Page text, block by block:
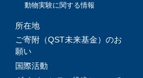
動物実験に関する情報
所在地
ご寄附（QST未来基金）のお
願い
国際活動